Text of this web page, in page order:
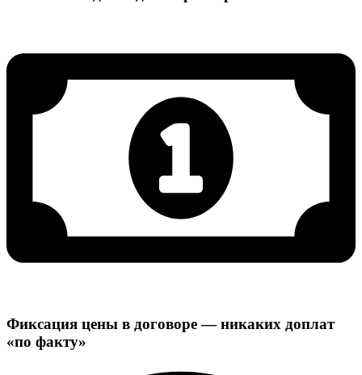
Фиксация цены в договоре — никаких доплат
«по факту»